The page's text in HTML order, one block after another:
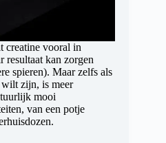
creatine vooral in
resultaat kan zorgen
spieren). Maar zelfs als
zijn, is meer
mooi
van een potje